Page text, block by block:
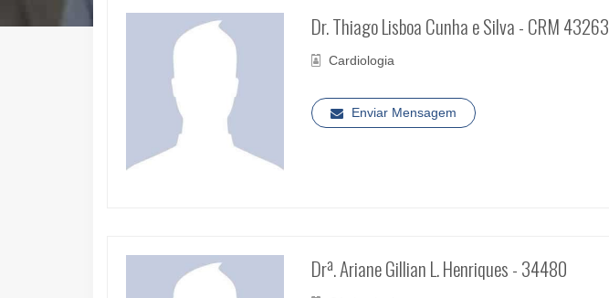
Dr. Thiago Lisboa Cunha e Silva - CRM 43263
Cardiologia
Enviar Mensagem
Drª. Ariane Gillian L. Henriques - 34480